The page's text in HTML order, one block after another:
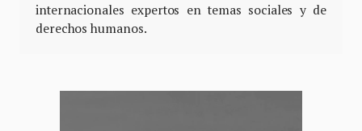
internacionales expertos en temas sociales y de
derechos humanos.